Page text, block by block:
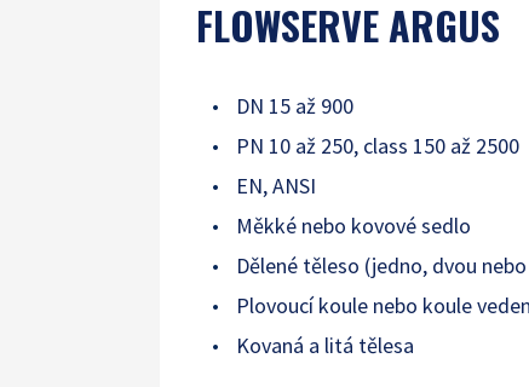
FLOWSERVE ARGUS
DN 15 až 900
PN 10 až 250, class 150 až 2500
EN, ANSI
Měkké nebo kovové sedlo
Dělené těleso (jedno, dvou
Plovoucí koule nebo koule
Kovaná a litá tělesa